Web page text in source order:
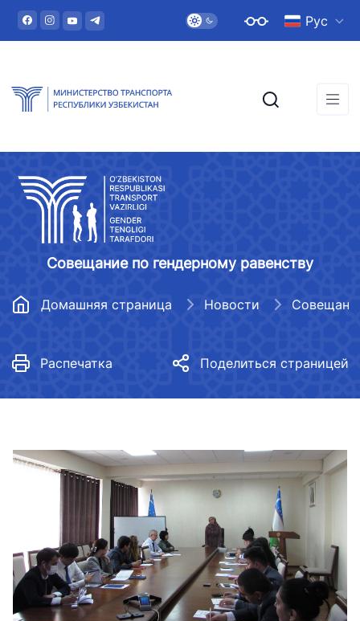
Рус
Совещание по гендерному равенству
Домашняя страница Новости
Распечатка Поделиться страницей